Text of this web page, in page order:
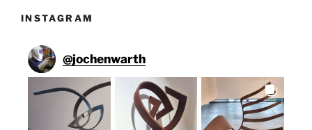
INSTAGRAM
@jochenwarth